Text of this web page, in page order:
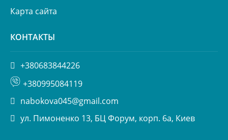
Карта сайта
КОНТАКТЫ
+380683844226
+380995084119
nabokova045@gmail.com
ул. Пимоненко 13, БЦ Форум, корп. 6а, Киев